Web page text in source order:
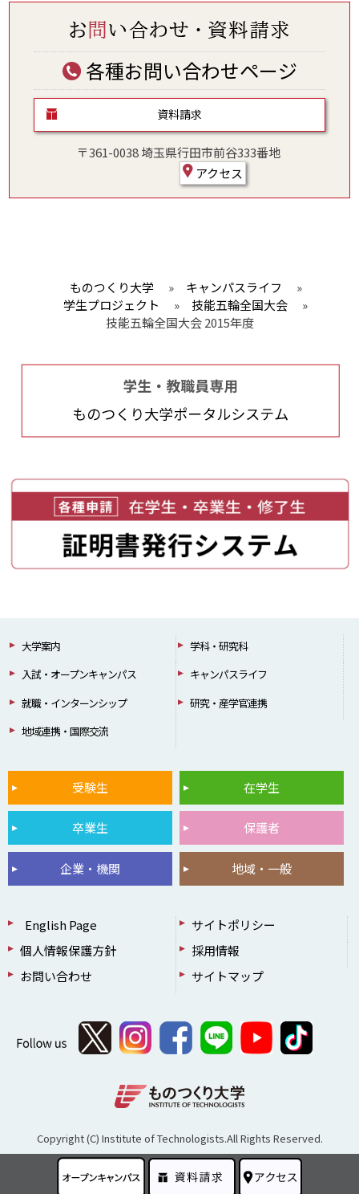
各種お問い合わせページ
資料請求
〒361-0038 埼玉県行田市前谷333番地
アクセス
ものつくり大学 » キャンパスライフ
»
学生プロジェクト
» 技能五輪全国大会
»
技能五輪全国大会 2015年度
大学案内
学科・研究科
入試・オープンキャンパス
キャンパスライフ
就職・インターンシップ
研究・産学官連携
地域連携・国際交流
受験生 在学生
卒業生 保護者
企業・機関 地域・一般
English Page
サイトポリシー
個人情報保護方針
採用情報
お問い合わせ
サイトマップ
Copyright (C) Institute of Technologists.All Rights Reserved.